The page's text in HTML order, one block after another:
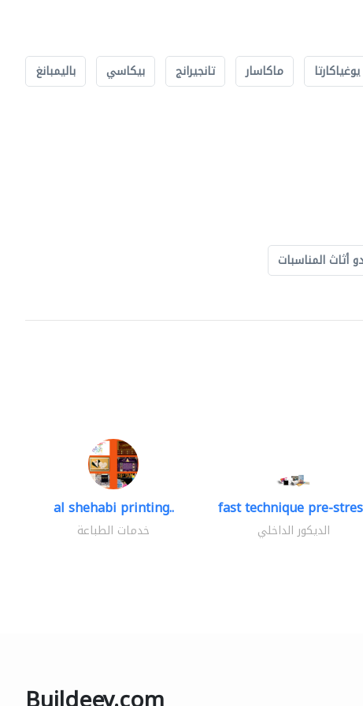
يوغياكارتا ماكاسار تانجيرانج بيكاسي باليمبانغ
أثاث المناسبات
al shehabi printing..
خدمات الطباعة
fast technique pre-
الديكور الداخلي